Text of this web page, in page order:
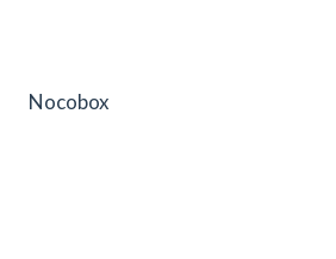
Nocobox